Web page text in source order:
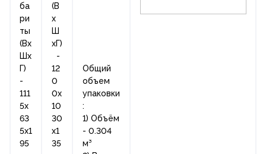
ба
ри
ты
(Вх
Шх
Г)
-
111
5х
63
5х1
95
(В
х
Ш
хГ)
-
12
0
0х
10
30
х1
35
Общий
объем
упаковки
:
1) Объём
- 0.304
м³